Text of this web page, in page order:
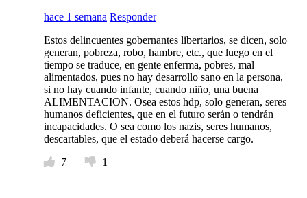
hace 1 semana Responder
Estos delincuentes gobernantes libertarios, se dicen, solo
generan, pobreza, robo, hambre, etc., que luego en el
tiempo se traduce, en gente enferma, pobres, mal
alimentados, pues no hay desarrollo sano en la persona,
si no hay cuando infante, cuando niño, una buena
ALIMENTACION. Osea estos hdp, solo generan, seres
humanos deficientes, que en el futuro serán o tendrán
incapacidades. O sea como los nazis, seres humanos,
descartables, que el estado deberá hacerse cargo.
7
1